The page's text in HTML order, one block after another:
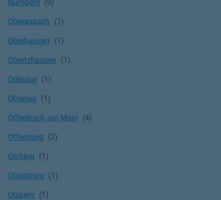
Nürnberg
Oberasbach
Oberhausen
Obertshausen
Oderaue
Offenau
Offenbach am Main
Offenburg
Olching
Oldenburg
Olsberg